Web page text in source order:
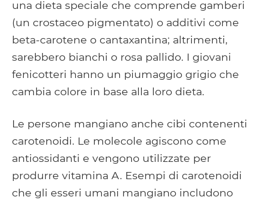
una dieta speciale che comprende gamberi
(un crostaceo pigmentato) o additivi come
beta-carotene o cantaxantina; altrimenti,
sarebbero bianchi o rosa pallido. I giovani
fenicotteri hanno un piumaggio grigio che
cambia colore in base alla loro dieta.
Le persone mangiano anche cibi contenenti
carotenoidi. Le molecole agiscono come
antiossidanti e vengono utilizzate per
produrre vitamina A. Esempi di carotenoidi
che gli esseri umani mangiano includono